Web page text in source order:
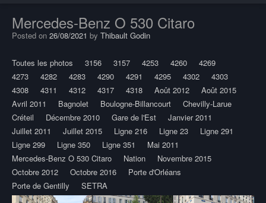
Mercedes-Benz O 530 Citaro
Posted on 26/08/2021 by Thibault Godin
Toutes les photos 3156 3157 4253 4260
4269
4273
4282 4283 4290 4291 4295 4302
4303
4308
4311 4312 4317 4318 Août 2012
Août 2015
Avril 2011
Bagnolet Boulogne-Billancourt
Chevilly-Larue
Créteil
Décembre 2010 Gare de l'Est
Janvier 2011
Juillet 2011
Juillet 2015 Ligne 216 Ligne 23
Ligne 291
Ligne 299
Ligne 350 Ligne 351
Mai 2011
Mercedes-Benz O 530 Citaro
Nation
Novembre 2015
Octobre 2012
Octobre 2016
Porte d'Orléans
Porte de Gentilly
SETRA